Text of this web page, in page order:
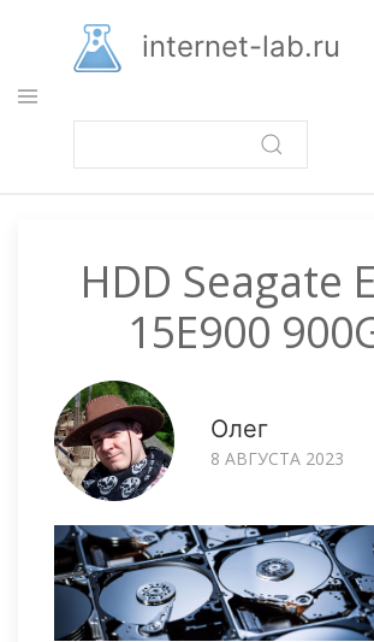
основному
содержанию
internet-lab.ru
HDD Seagate
15E900
Олег
8 АВГУСТА 2023